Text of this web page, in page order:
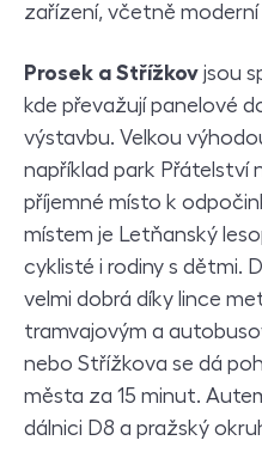
zařízení, včetně moderní
Prosek a Střížkov jsou
kde převažují panelové
výstavbu. Velkou
například park Přátelství
příjemné místo k
místem je Letňanský
cyklisté i rodiny s dětmi.
velmi dobrá díky lince
tramvajovým a
nebo Střížkova se dá
města za 15 minut.
dálnici D8 a pražský